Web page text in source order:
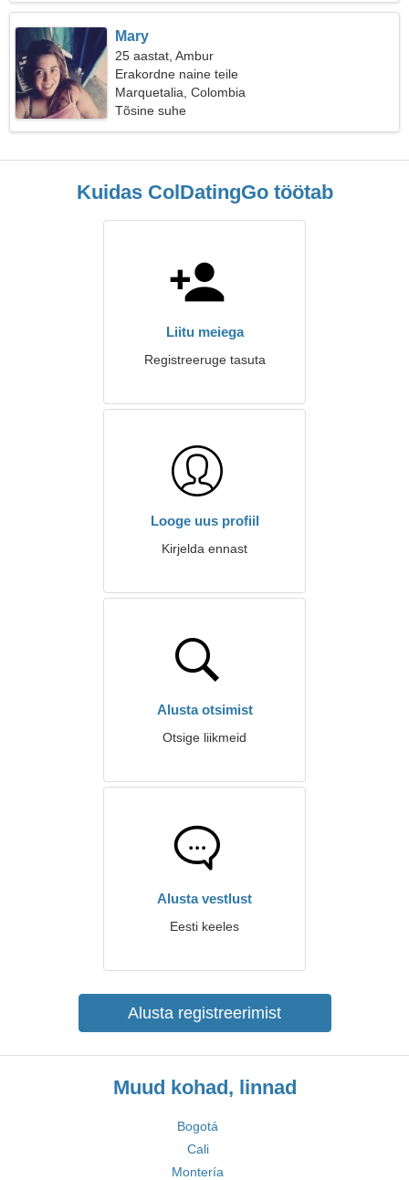
Mary
25 aastat, Ambur
Erakordne naine teile
Marquetalia, Colombia
Tõsine suhe
Kuidas ColDatingGo töötab
Liitu meiega
Registreeruge tasuta
Looge uus profiil
Kirjelda ennast
Alusta otsimist
Otsige liikmeid
Alusta vestlust
Eesti keeles
Alusta registreerimist
Muud kohad, linnad
Bogotá
Cali
Montería